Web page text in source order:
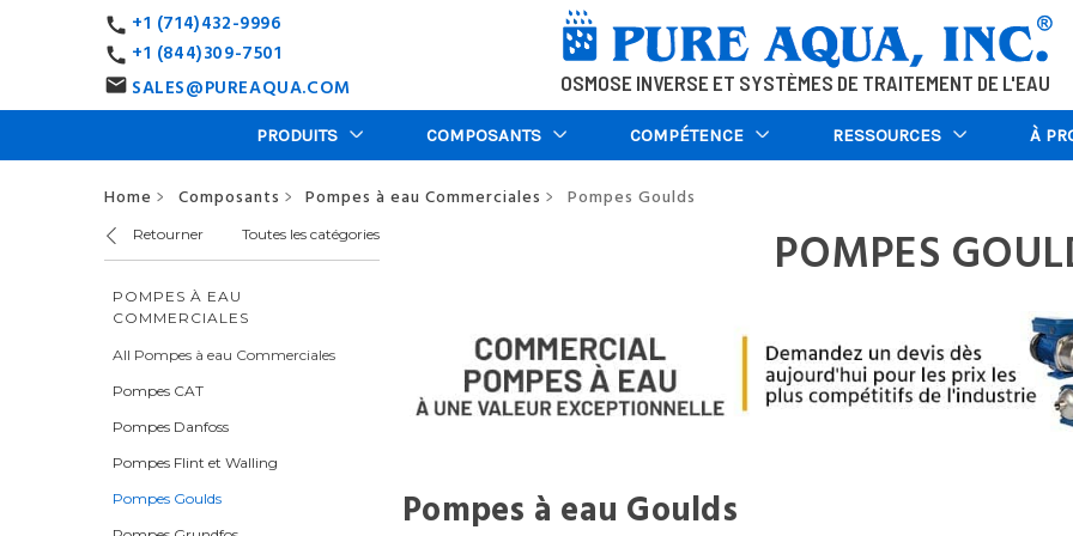
call +1 (714)432-9996
call +1 (844)309-7501
email SALES@PUREAQUA.COM OSMOSE INVERSE ET SYSTÈMES DE TRAITEMENT DE L'EAU
PRODUITS COMPOSANTS COMPÉTENCE RESSOURCES À
Home > Composants > Pompes à eau Commerciales > Pompes Goulds
Retourner Toutes les catégories
POMPES À EAU
COMMERCIALES
All Pompes à eau Commerciales
Pompes CAT
Pompes Danfoss
Pompes Flint et Walling
Pompes Goulds
POMPES
Pompes à eau Goulds